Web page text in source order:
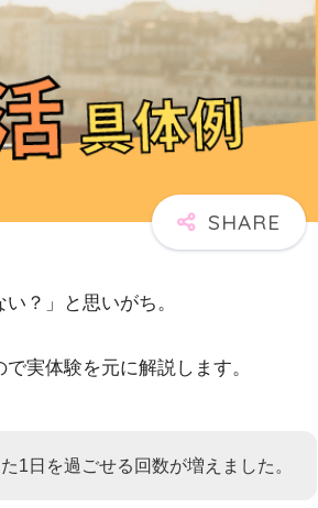
？」と思いがち。
実体験を元に解説します。
1日を過ごせる回数が増えました。